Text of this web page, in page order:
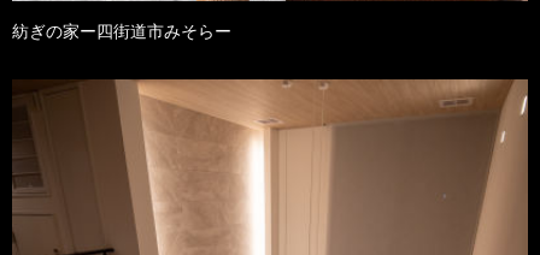
紡ぎの家ー四街道市みそらー